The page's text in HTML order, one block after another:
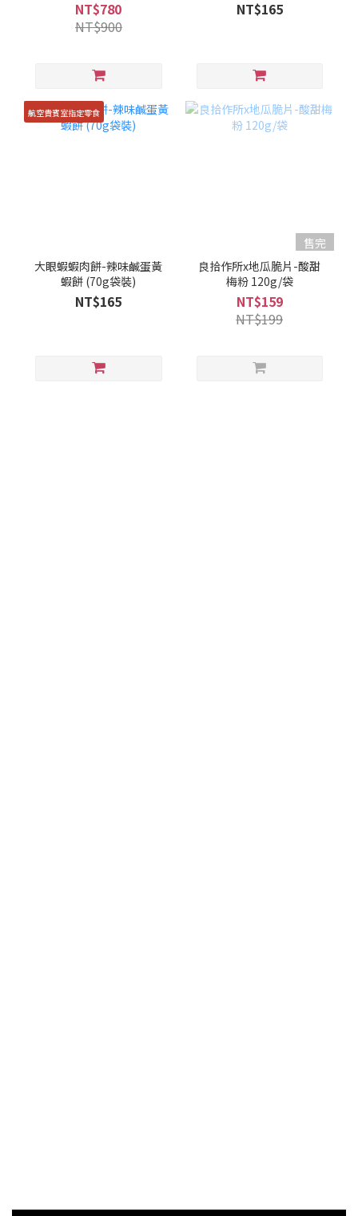
鹹蛋黃原味、江記華隆肉
鬆、海洋原味)
NT$780
NT$900
NT$165
航空貴賓室指定零食
大眼蝦蝦肉餅-辣味鹹蛋黃
蝦餅 (70g袋裝)
NT$165
售完
良拾作所x地瓜脆片-酸甜
梅粉 120g/袋
NT$159
NT$199